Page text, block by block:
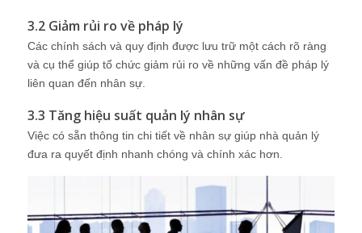
3.2 Giảm rủi ro về pháp lý
Các chính sách và quy định được lưu trữ một cách rõ ràng
và cụ thể giúp tổ chức giảm rủi ro về những vấn đề pháp lý
liên quan đến nhân sự.
3.3 Tăng hiệu suất quản lý nhân sự
Việc có sẵn thông tin chi tiết về nhân sự giúp nhà quản lý
đưa ra quyết định nhanh chóng và chính xác hơn.